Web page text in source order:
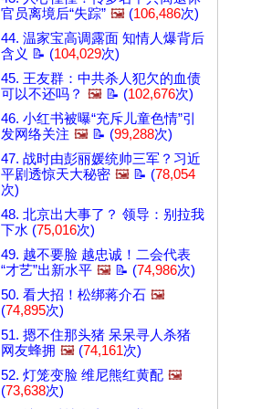
官员离境后“失踪” 🖼️ (106,486次)
44. 温家宝高调露面 知情人爆背后
含义 📝 (104,029次)
45. 王友群：中共杀人犯欠的血债
可以不还吗？ 🖼️ 📝 (102,676次)
46. 小红书被曝“充斥儿童色情”引
发网络关注 🖼️ 📝 (99,288次)
47. 战时由彭丽媛统帅三军？习近
平剧透惊天大秘密 🖼️ 📝 (78,054
次)
48. 北京出大事了？ 领导：别拉我
下水 (75,016次)
49. 越不要脸 越忠诚！二会代表
“才艺”出新水平 🖼️ 📝 (74,986次)
50. 看大招！松绑蒋介石 🖼️
(74,895次)
51. 摁不住那头猪 呆呆寻人杀猪
网友蜂拥 🖼️ (74,161次)
52. 灯笼变脸 维尼熊红黄配 🖼️
(73,638次)